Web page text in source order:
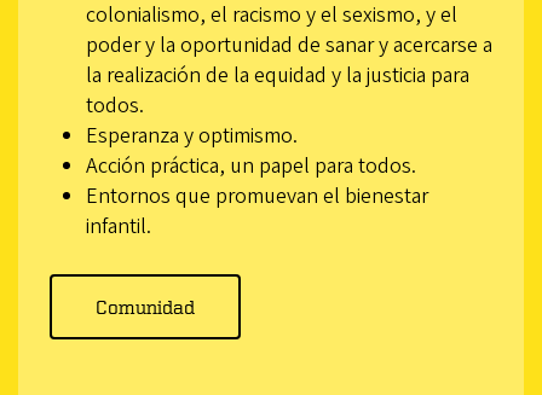
colonialismo, el racismo y el sexismo, y el
poder y la oportunidad de sanar y acercarse a
la realización de la equidad y la justicia para
todos.
Esperanza y optimismo.
Acción práctica, un papel para todos.
Entornos que promuevan el bienestar
infantil.
Comunidad